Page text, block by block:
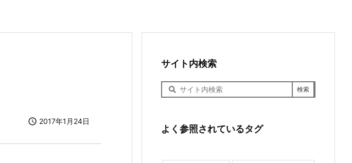
 2017年1月24日
サイト内検索
イ
検
よく参照されているタグ